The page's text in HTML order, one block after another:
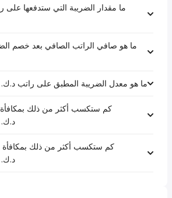
ما هو معدل الضريبة المطبق على راتب د.ك.‏٢٨٬٢٠٠ ‏ في الكويت؟
د.ك.‏٢٨٬٢٠٠ ‏ في الكويت؟
د.ك.‏٢٨٬٢٠٠ ‏ في الكويت؟